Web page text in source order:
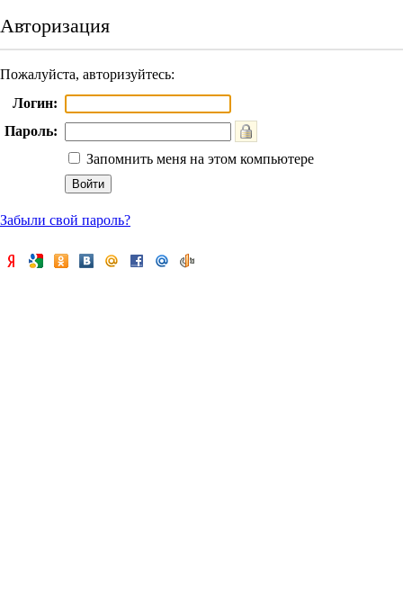
Авторизация
Пожалуйста, авторизуйтесь:
Логин:
Пароль:
Запомнить меня на этом компьютере
Забыли свой пароль?